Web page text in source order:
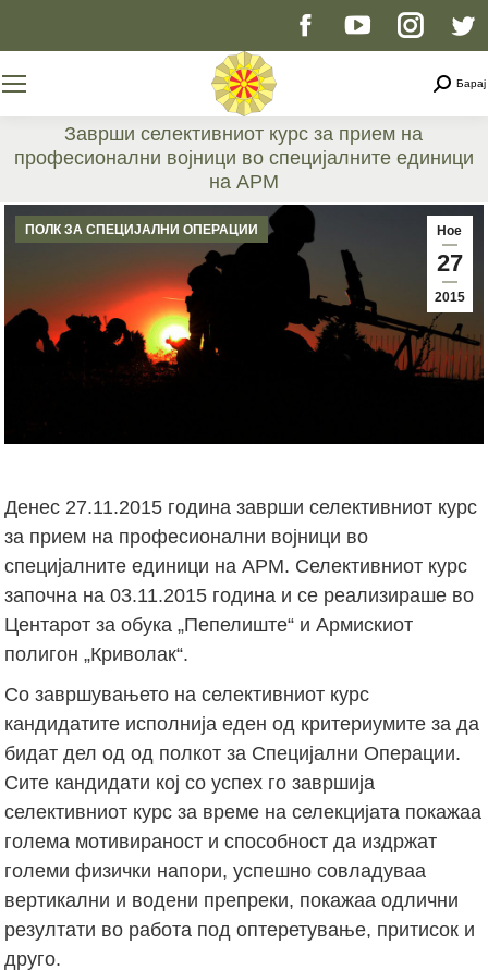
Facebook
opens
window
YouTube
opens
page
new
window
Барај
Заврши селективниот курс за прием на
професионални војници во специјалните единици
на АРМ
You are here:
Ное
27
2015
ПОЛК ЗА СПЕЦИЈАЛНИ ОПЕРАЦИИ
Денес 27.11.2015 година заврши селективниот курс
за прием на професионални војници во
специјалните единици на АРМ. Селективниот курс
започна на 03.11.2015 година и се реализираше во
Центарот за обука „Пепелиште“ и Армискиот
полигон „Криволак“.
Со завршувањето на селективниот курс
кандидатите исполнија еден од критериумите за да
бидат дел од од полкот за Специјални Операции.
Сите кандидати кој со успех го завршија
селективниот курс за време на селекцијата покажаа
голема мотивираност и способност да издржат
големи физички напори, успешно совладуваа
вертикални и водени препреки, покажаа одлични
резултати во работа под оптеретување, притисок и
друго.